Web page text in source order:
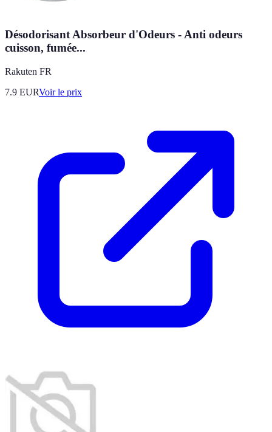
Désodorisant Absorbeur d'Odeurs - Anti odeurs
cuisson, fumée...
Rakuten FR
7.9 EURVoir le prix